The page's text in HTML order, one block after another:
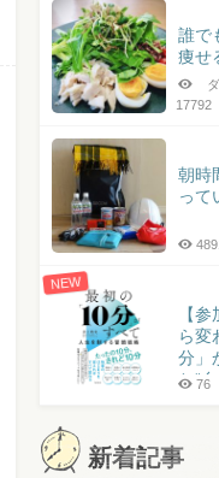
誰で
痩せ
17792
朝時
って
NEW
【
ら変
分」
と“76
新着記事